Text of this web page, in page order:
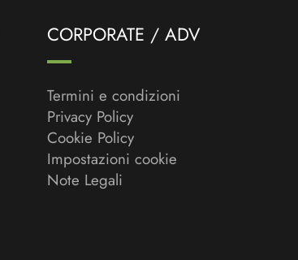
CORPORATE / ADV
Termini e condizioni
Privacy Policy
Cookie Policy
Impostazioni cookie
Note Legali